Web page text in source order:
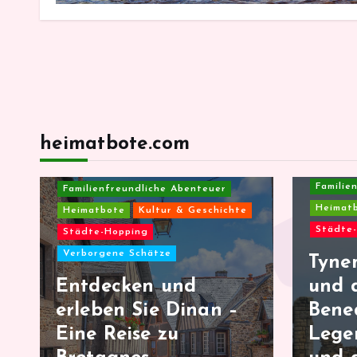
heimatbote.com
Familienfreundliche Abenteuer
Heimatbote Kultur & Geschichte
Städte-Hopping
Verborgene Schätze
Entdecken und
erleben Sie Dinan –
Eine Reise zu
Städte-
und